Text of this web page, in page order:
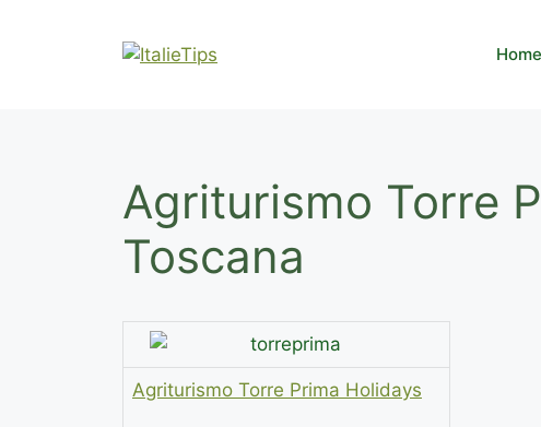
Home
Agriturismo Torre
Toscana
Agriturismo Torre Prima Holidays